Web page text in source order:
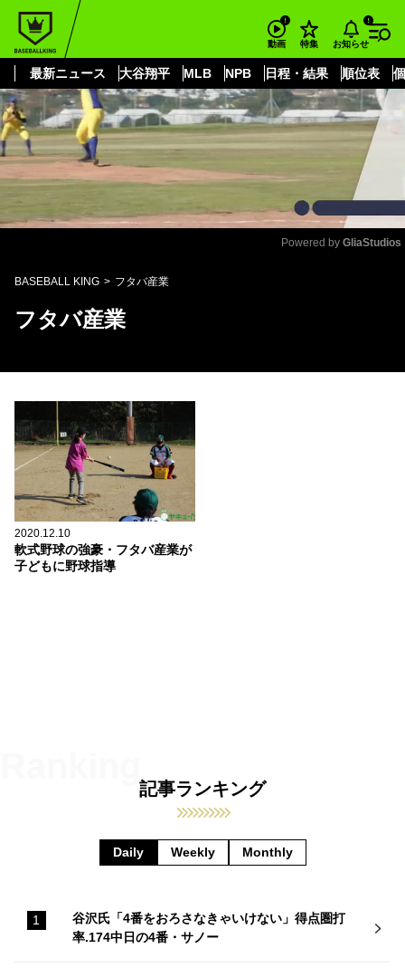
動画 特集 お知らせ
最新ニュース 大谷翔平 MLB NPB 日程・結果 順位表
もっと見る
Powered by GliaStudios
BASEBALL KING フタバ産業
フタバ産業
2020.12.10
軟式野球の強豪・フタバ産業が
子どもに野球指導
記事ランキング
Daily Weekly Monthly
谷沢氏「4番をおろさなきゃいけない」得点圏打
率.174中日の4番・サノー